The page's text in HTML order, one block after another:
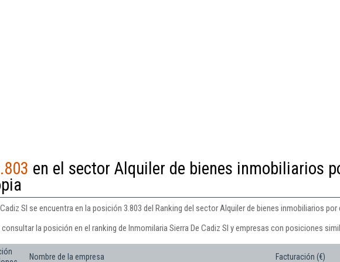
en el sector Alquiler de bienes inmobiliarios
Sl se encuentra en la posición 3.803 del Ranking del sector Alquiler de bienes inmobiliarios por
la posición en el ranking de Inmomilaria Sierra De Cadiz Sl y empresas con posiciones
Nombre de la empresa Facturación (€)